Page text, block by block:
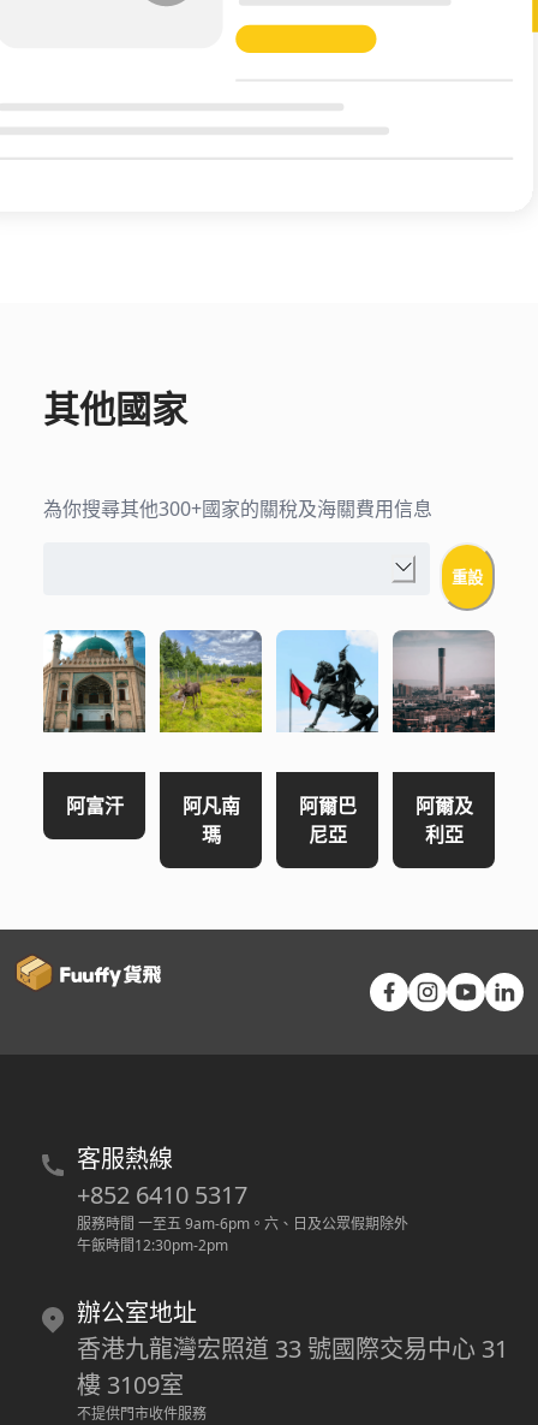
其他國家
為你搜尋其他300+國家的關稅及海關費用信息
重設
阿富汗
阿凡南
瑪
阿爾巴
尼亞
阿爾及
利亞
客服熱線
+852 6410 5317
服務時間 一至五 9am-6pm 。 六、日及公眾假期除外
午飯時間12:30pm-2pm
辦公室地址
香港九龍灣宏照道 33 號國際交易中心 31
樓 3109室
不提供門市收件服務